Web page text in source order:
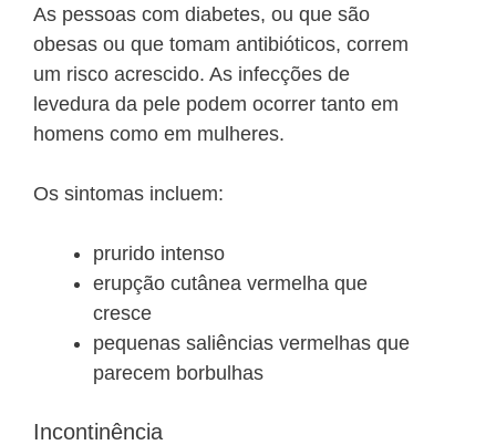
As pessoas com diabetes, ou que são
obesas ou que tomam antibióticos, correm
um risco acrescido. As infecções de
levedura da pele podem ocorrer tanto em
homens como em mulheres.
Os sintomas incluem:
prurido intenso
erupção cutânea vermelha que
cresce
pequenas saliências vermelhas que
parecem borbulhas
Incontinência